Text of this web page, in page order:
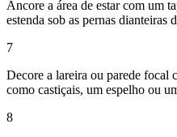
Ancore a área de estar com um
estenda sob as pernas dianteiras
7
Decore a lareira ou parede focal
como castiçais, um espelho ou
8